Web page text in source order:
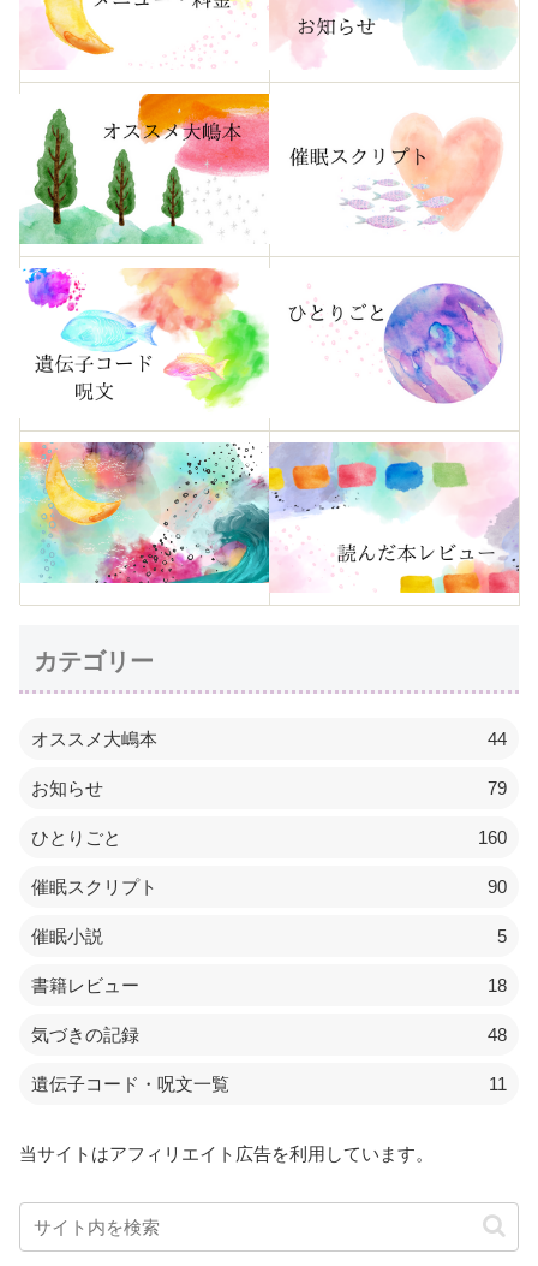
カテゴリー
オススメ大嶋本 44
お知らせ 79
ひとりごと 160
催眠スクリプト 90
催眠小説 5
書籍レビュー 18
気づきの記録 48
遺伝子コード・呪文一覧 11
当サイトはアフィリエイト広告を利用しています。